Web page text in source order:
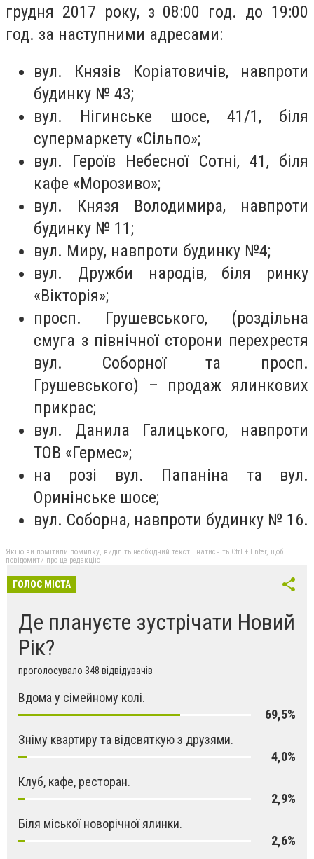
грудня 2017 року, з 08:00 год. до 19:00
год. за наступними адресами:
вул. Князів Коріатовичів, навпроти
будинку № 43;
вул. Нігинське шосе, 41/1, біля
супермаркету «Сільпо»;
вул. Героїв Небесної Сотні, 41, біля
кафе «Морозиво»;
вул. Князя Володимира, навпроти
будинку № 11;
вул. Миру, навпроти будинку №4;
вул. Дружби народів, біля ринку
«Вікторія»;
просп. Грушевського, (роздільна
смуга з північної сторони перехрестя
вул. Соборної та просп.
Грушевського) – продаж ялинкових
прикрас;
вул. Данила Галицького, навпроти
ТОВ «Гермес»;
на розі вул. Папаніна та вул.
Оринінське шосе;
вул. Соборна, навпроти будинку № 16.
Якщо ви помітили помилку, виділіть необхідний текст і натисніть Ctrl + Enter, щоб
повідомити про це редакцію
ГОЛОС МІСТА
Де плануєте зустрічати Новий
Рік?
проголосувало 348 відвідувачів
Вдома у сімейному колі.
69,5%
Зніму квартиру та відсвяткую з друзями.
4,0%
Клуб, кафе, ресторан.
2,9%
Біля міської новорічної ялинки.
2,6%